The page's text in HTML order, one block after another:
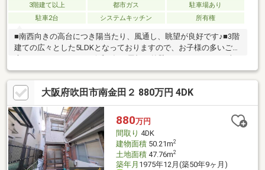
3階建て以上 都市ガス
駐車場あり
駐車2台
システムキッチン 所有権
■南西向きの高台につき陽当たり、風通し、眺望が良好です♪■3階
建ての広々とした5LDKとなっておりますので、お子様の多いご家
庭にもオススメです♪■令和2年に屋根、外壁をリフレッシュ工事
しておりますので綺麗な外観となっております♪■駐車スペースが
2台駐車出来ます♪■JR京都線「吹田駅」まで徒歩約11分と通勤や
通学にも便が良い立地となっております♪■小学校まで徒歩約9分
と近く、又、緑も多く閑静な住宅街となっておりますので、子育
ての環境にはピッタリです♪■スーパーも徒歩約７分と近くにあ
り、急なお買い物や買い忘れがあっても安心ですね♪
大阪府吹田市南金田２ 880万円 4DK
880万円
間取り 4DK
建物面積50.21m2
土地面積47.76m2
築年月 1975年12月(築50年9ヶ月)